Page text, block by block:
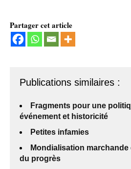
Partager cet article
Publications similaires :
Fragments pour une
événement et historicité
Petites infamies
Mondialisation
du progrès